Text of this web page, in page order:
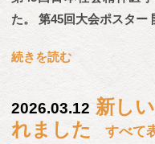
た。 第45回大会ポスター
続きを読む
2026.03.12 新し
れました
すべて